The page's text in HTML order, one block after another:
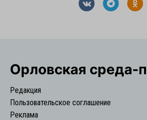
Орловская cреда-
Редакция
Пользовательское соглашение
Реклама